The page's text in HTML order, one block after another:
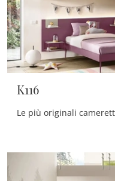
K116